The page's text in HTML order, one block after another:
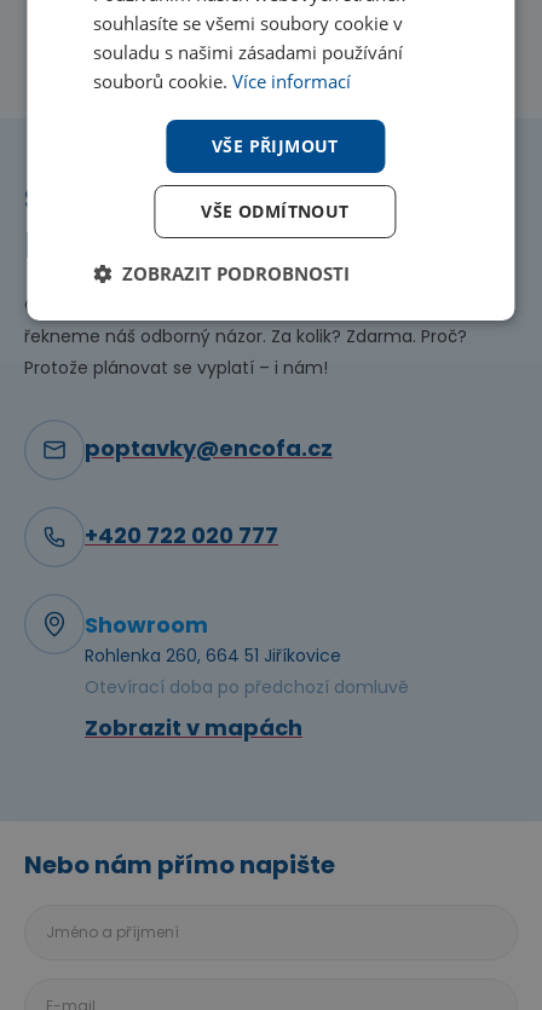
S výběrem vám
pomůžeme ještědnes!
Chcete poradit, jaké řešení je pro vás nejlepší? Rádi vám
řekneme náš odborný názor. Za kolik? Zdarma. Proč?
Protože plánovat se vyplatí – i nám!
poptavky@encofa.cz
+420 722 020 777
Showroom
Rohlenka 260, 664 51 Jiříkovice
Otevírací doba po předchozí domluvě
Zobrazit v mapách
Nebo nám přímo napište
Jméno
souhlasíte se všemi soubory cookie v
souladu s našimi zásadami používání
souborů cookie. Více informací
VŠE PŘIJMOUT
VŠE ODMÍTNOUT
ZOBRAZIT PODROBNOSTI